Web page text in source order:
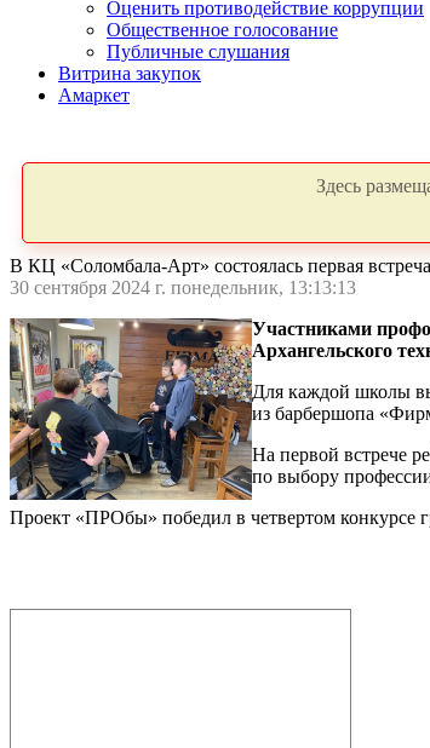
Оценить противодействие коррупции
Общественное голосование
Публичные слушания
Витрина закупок
Амаркет
Здесь
В КЦ «Соломбала-Арт» состоялась первая
30 сентября 2024 г. понедельник, 13:13:13
Участниками
Архангельского
Для каждой школы
из барбершопа
На первой встрече
по выбору
Проект «ПРОбы» победил в четвертом конкурсе